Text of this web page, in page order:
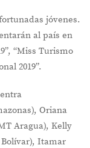
jóvenes.
al país en
“Miss Turismo
2019”.
Oriana
Aragua), Kelly
Itamar